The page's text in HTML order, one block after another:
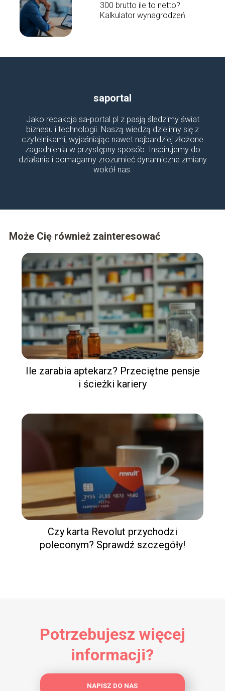
300 brutto ile to netto?
Kalkulator wynagrodzeń
saportal
Jako redakcja sa-portal.pl z pasją śledzimy świat
biznesu i technologii. Naszą wiedzą dzielimy się z
czytelnikami, wyjaśniając nawet najbardziej złożone
zagadnienia w przystępny sposób. Inspirujemy do
działania i pomagamy zrozumieć dynamiczne zmiany
wokół nas.
Może Cię również zainteresować
Ile zarabia aptekarz? Przeciętne pensje
i ścieżki kariery
Czy karta Revolut przychodzi
poleconym? Sprawdź szczegóły!
Potrzebujesz więcej
informacji?
NAPISZ DO NAS